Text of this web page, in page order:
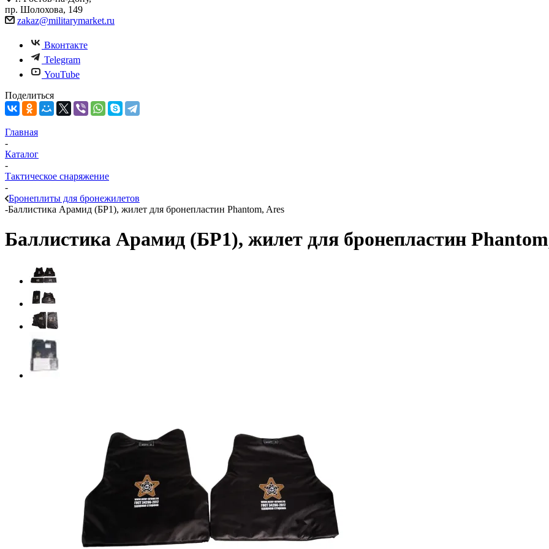
пр. Шолохова, 149
zakaz@militarymarket.ru
Вконтакте
Telegram
YouTube
Поделиться
Главная
-
Каталог
-
Тактическое снаряжение
-
Бронеплиты для бронежилетов
-Баллистика Арамид (БР1), жилет для бронепластин Phantom, Ares
Баллистика Арамид (БР1), жилет для бронепластин